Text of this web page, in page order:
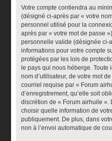
Votre compte contiendra au
(désigné ci-après par « votre
personnel utilisé pour la
après par « votre mot de passe
personnelle valide (désignée ci-
informations pour votre compte
protégées par les lois de
le pays qui nous héberge.
nom d’utilisateur, de votre mot
courriel requise par « Forum
d’enregistrement, qu’elle soit
discrétion de « Forum airhuile ».
choisir quelle information de
publiquement. De plus, dans
non à l’envoi automatique de